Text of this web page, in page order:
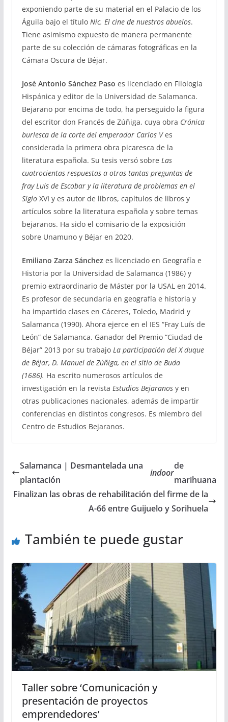
exponiendo parte de su material en el Palacio de los
Águila bajo el título Nic. El cine de nuestros abuelos.
Tiene asimismo expuesto de manera permanente
parte de su colección de cámaras fotográficas en la
Cámara Oscura de Béjar.
José Antonio Sánchez Paso es licenciado en Filología
Hispánica y editor de la Universidad de Salamanca.
Bejarano por encima de todo, ha perseguido la figura
del escritor don Francés de Zúñiga, cuya obra Crónica
burlesca de la corte del emperador Carlos Ves
considerada la primera obra picaresca de la
literatura española. Su tesis versó sobre Las
cuatrocientas respuestas a otras tantas preguntas de
fray Luis de Escobar y la literatura de problemas en el
SigloXVI y es autor de libros, capítulos de libros y
artículos sobre la literatura española y sobre temas
bejaranos. Ha sido el comisario de la exposición
sobre Unamuno y Béjar en 2020.
Emiliano Zarza Sánchez es licenciado en Geografía e
Historia por la Universidad de Salamanca (1986) y
premio extraordinario de Máster por la USAL en 2014.
Es profesor de secundaria en geografía e historia y
ha impartido clases en Cáceres, Toledo, Madrid y
Salamanca (1990). Ahora ejerce en el IES “Fray Luís de
León” de Salamanca. Ganador del Premio “Ciudad de
Béjar” 2013 por su trabajo La participación del X duque
de Béjar, D. Manuel de Zúñiga, en el sitio de Buda
(1686). Ha escrito numerosos artículos de
investigación en la revista Estudios Bejaranosy en
otras publicaciones nacionales, además de impartir
conferencias en distintos congresos. Es miembro del
Centro de Estudios Bejaranos.
Salamanca | Desmantelada una
plantación
indoor
de
marihuana
Finalizan las obras de rehabilitación del firme de la
A-66 entre Guijuelo y Sorihuela
También te puede gustar
Taller sobre ‘Comunicación y
presentación de proyectos
emprendedores’